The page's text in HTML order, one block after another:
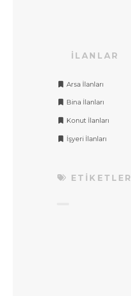
İLANLAR
Arsa İlanları
Bina İlanları
Konut İlanları
İşyeri İlanları
ETIKETLER